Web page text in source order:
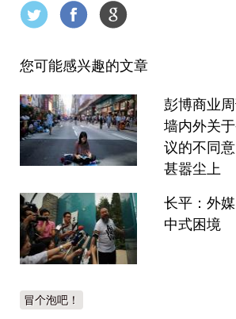
您可能感兴趣的文章
彭博商业
墙内外关
议的不同
甚嚣尘上
长平：外
中式困境
冒个泡吧！